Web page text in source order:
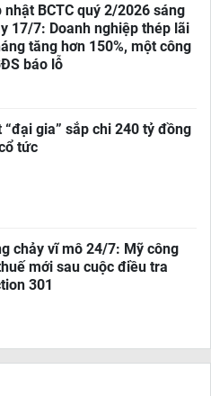
nhật BCTC quý 2/2026 sáng
17/7: Doanh nghiệp thép lãi
tăng hơn 150%, một công
báo lỗ
“đại gia” sắp chi 240 tỷ đồng
tức
chảy vĩ mô 24/7: Mỹ công
mới sau cuộc điều tra
301